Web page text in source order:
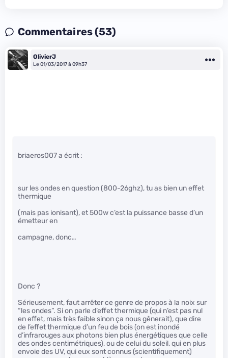
Commentaires (53)
OlivierJ
Le 01/03/2017 à 09h37
briaeros007 a écrit :
sur les ondes en question (800-26ghz), tu as bien un effet
thermique
(mais pas ionisant), et 500w c’est la puissance basse d’un
émetteur en
campagne, donc…
Donc ?
Sérieusement, faut arrêter ce genre de propos à la noix sur
“les ondes”. Si on parle d’effet thermique (qui n’est pas nul
en effet, mais très faible sinon ça nous gênerait), que dire
de l’effet thermique d’un feu de bois (on est inondé
d’infrarouges aux photons bien plus énergétiques que celle
des ondes centimétriques), ou de celui du soleil, qui en plus
envoie des UV, qui eux sont connus (scientifiquement)